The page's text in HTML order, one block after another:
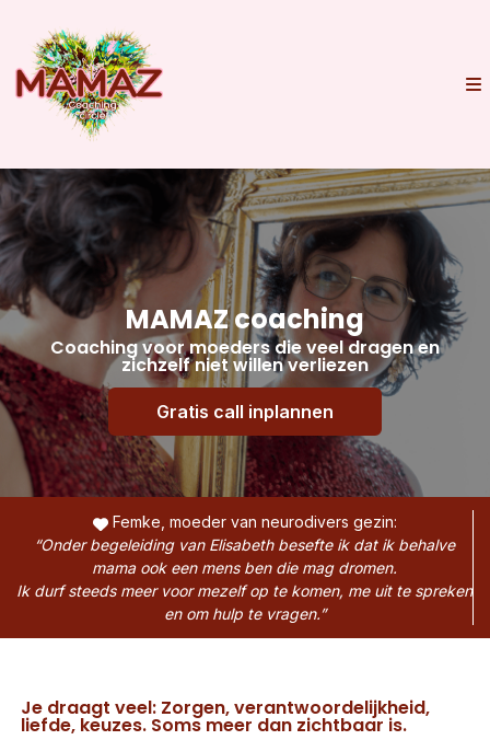
MAMAZ coaching
Coaching voor moeders die veel dragen en
zichzelf niet willen verliezen
Gratis call inplannen
Femke, moeder van neurodivers gezin:
“Onder begeleiding van Elisabeth besefte ik dat ik behalve
mama ook een mens ben die mag dromen.
Ik durf steeds meer voor mezelf op te komen, me uit te spreken
en om hulp te vragen.”
Je draagt veel: Zorgen, verantwoordelijkheid,
liefde, keuzes. Soms meer dan zichtbaar is.